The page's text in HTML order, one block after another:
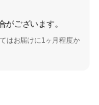
がございます。
はお届けに1ヶ月程度か